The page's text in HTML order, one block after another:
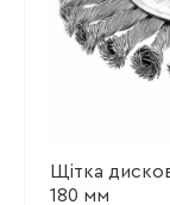
Щітка
180 мм